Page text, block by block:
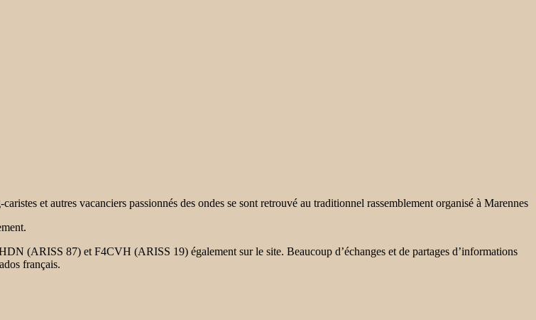
et autres vacanciers passionnés des ondes se sont retrouvé au traditionnel rassemblement organisé à Marennes
(ARISS 87) et F4CVH (ARISS 19) également sur le site. Beaucoup d’échanges et de partages d’informations
français.